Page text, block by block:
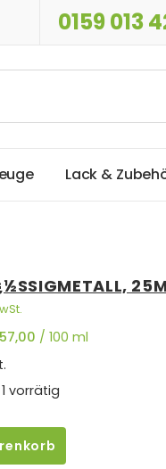
0159 013
euge Lack & Zubeh
/ 100 ml
1 vorrätig